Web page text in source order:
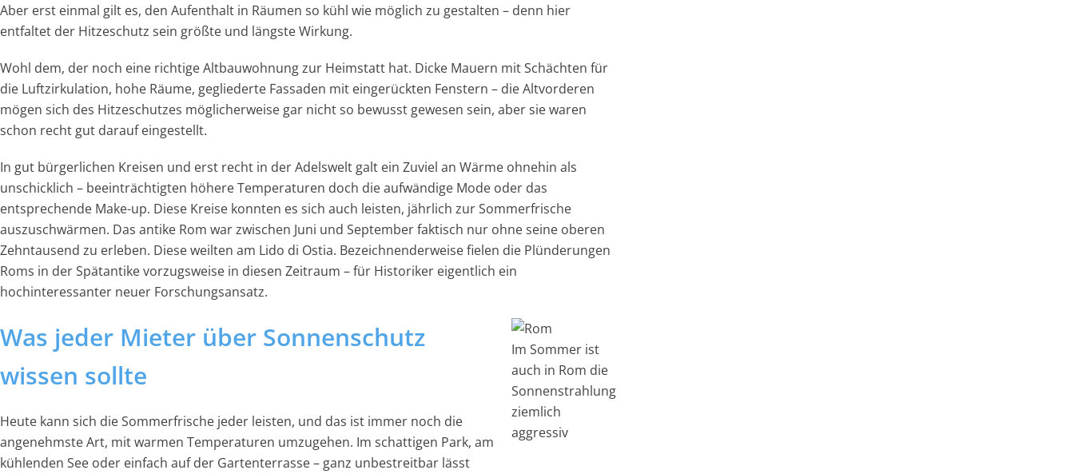
Aber erst einmal gilt es, den Aufenthalt in Räumen so kühl wie möglich zu gestalten – denn hier
entfaltet der Hitzeschutz sein größte und längste Wirkung.
Wohl dem, der noch eine richtige Altbauwohnung zur Heimstatt hat. Dicke Mauern mit Schächten für
die Luftzirkulation, hohe Räume, gegliederte Fassaden mit eingerückten Fenstern – die Altvorderen
mögen sich des Hitzeschutzes möglicherweise gar nicht so bewusst gewesen sein, aber sie waren
schon recht gut darauf eingestellt.
In gut bürgerlichen Kreisen und erst recht in der Adelswelt galt ein Zuviel an Wärme ohnehin als
unschicklich – beeinträchtigten höhere Temperaturen doch die aufwändige Mode oder das
entsprechende Make-up. Diese Kreise konnten es sich auch leisten, jährlich zur Sommerfrische
auszuschwärmen. Das antike Rom war zwischen Juni und September faktisch nur ohne seine oberen
Zehntausend zu erleben. Diese weilten am Lido di Ostia. Bezeichnenderweise fielen die Plünderungen
Roms in der Spätantike vorzugsweise in diesen Zeitraum – für Historiker eigentlich ein
hochinteressanter neuer Forschungsansatz.
Im Sommer ist
auch in Rom die
Sonnenstrahlung
ziemlich
aggressiv
Was jeder Mieter über Sonnenschutz
wissen sollte
Heute kann sich die Sommerfrische jeder leisten, und das ist immer noch die
angenehmste Art, mit warmen Temperaturen umzugehen. Im schattigen Park, am
kühlenden See oder einfach auf der Gartenterrasse – ganz unbestreitbar lässt